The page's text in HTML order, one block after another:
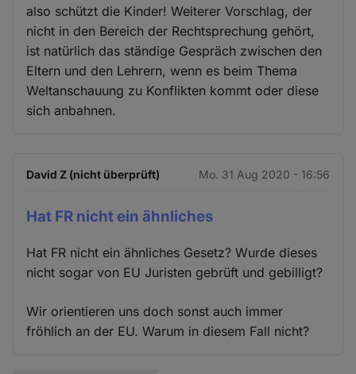
also schützt die Kinder! Weiterer Vorschlag, der
nicht in den Bereich der Rechtsprechung gehört,
ist natürlich das ständige Gespräch zwischen den
Eltern und den Lehrern, wenn es beim Thema
Weltanschauung zu Konflikten kommt oder diese
sich anbahnen.
David Z (nicht überprüft) Mo. 31 Aug 2020 - 16:56
Hat FR nicht ein ähnliches
Hat FR nicht ein ähnliches Gesetz? Wurde dieses
nicht sogar von EU Juristen gebrüft und gebilligt?
Wir orientieren uns doch sonst auch immer
fröhlich an der EU. Warum in diesem Fall nicht?